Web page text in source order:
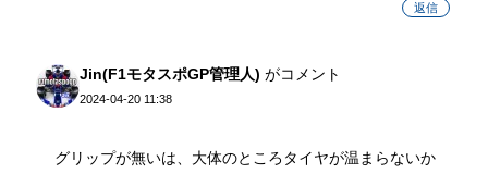
返信
Jin(F1モタスポGP管理人) がコメント
2024-04-20 11:38
グリップが無いは、大体のところタイヤが温まらないか